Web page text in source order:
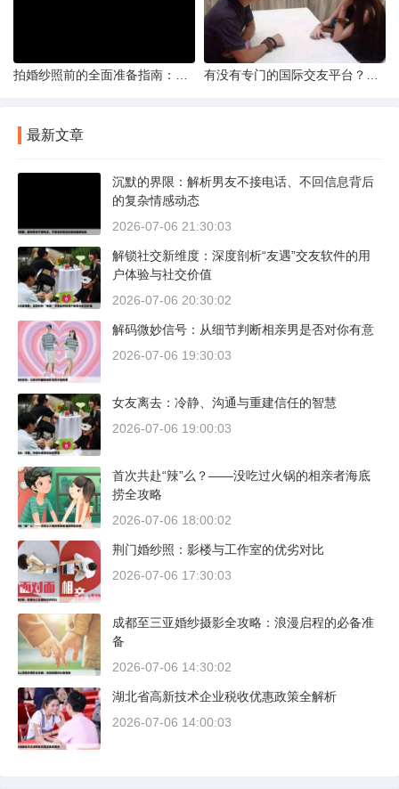
最新文章
沉默的界限：解析男友不接电话、不回信息背后
的复杂情感动态
2026-07-06 21:30:03
解锁社交新维度：深度剖析“友遇”交友软件的用
户体验与社交价值
2026-07-06 20:30:02
解码微妙信号：从细节判断相亲男是否对你有意
2026-07-06 19:30:03
女友离去：冷静、沟通与重建信任的智慧
2026-07-06 19:00:03
首次共赴“辣”么？——没吃过火锅的相亲者海底
捞全攻略
2026-07-06 18:00:02
荆门婚纱照：影楼与工作室的优劣对比
2026-07-06 17:30:03
成都至三亚婚纱摄影全攻略：浪漫启程的必备准
备
2026-07-06 14:30:02
湖北省高新技术企业税收优惠政策全解析
2026-07-06 14:00:03